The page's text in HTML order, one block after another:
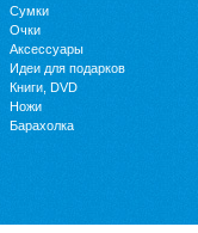
Сумки
Очки
Аксессуары
Идеи для подарков
Книги, DVD
Ножи
Барахолка